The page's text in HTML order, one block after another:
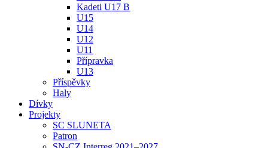
Kadeti U17 B
U15
U14
U12
U11
Přípravka
U13
Příspěvky
Haly
Dívky
Projekty
SC SLUNETA
Patron